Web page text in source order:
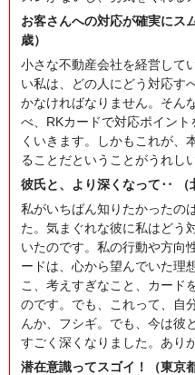
お客さんへの対応が確実に
歳）
小さな不動産会社を経営して
い私は、どの人にどう対応
かなければなりません。そん
べ、RKカードで対応ポイン
くいきます。しかもこれが、
ることだということがうれし
彼氏と、より深くなって‥ （
私がいちばん知りたかったの
た。気まぐれな彼に私はどう
いたのです。私の行動や方向
ードは、心から望んでいた理
こ、考えすぎなこと、カード
のです。でも、これって、自
んか、フシギ。でも、今は彼
すごく深くなりました。あり
潜在意識ってスゴイ！（東京